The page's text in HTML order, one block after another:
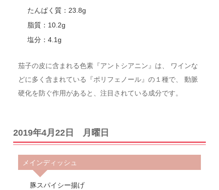
たんぱく質：23.8g
脂質：10.2g
塩分：4.1g
茄子の皮に含まれる色素『アントシアニン』は、 ワインな
どに多く含まれている『ポリフェノール』の１種で、 動脈
硬化を防ぐ作用があると、注目されている成分です。
2019年4月22日 月曜日
メインディッシュ
豚スパイシー揚げ